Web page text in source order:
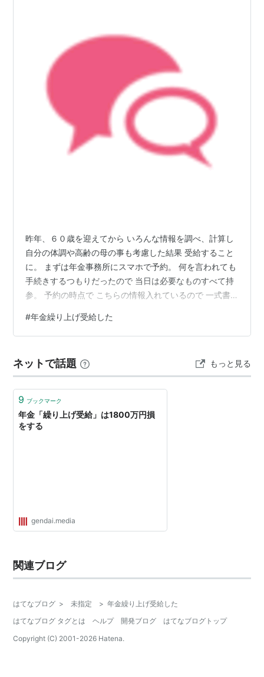
昨年、６０歳を迎えてから いろんな情報を調べ、計算し
自分の体調や高齢の母の事も考慮した結果 受給すること
に。 まずは年金事務所にスマホで予約。 何を言われても
手続きするつもりだったので 当日は必要なものすべて持
参。 予約の時点で こちらの情報入れているので 一式書
額率の表 実際の私の金額 損益分岐点の年齢 繰り上げす
ることによるデメリットの説明。 私の場合は 年金分割に
共済は自分で別に連絡するのかと ため息出そうになって
いたら 連絡はしてくれるとのこと。 繰り上げの意思の確
#年金繰り上げ受給した
ネットで話題 もっと見る
9 ブックマーク
年金「繰り上げ受給」は1800万円損
をする
gendai.media
関連ブログ
はてなブログ > 未指定 > 年金繰り上げ受給した
はてなブログ タグとは
ヘルプ 開発ブログ
はてなブログトップ
Copyright (C) 2001-2026 Hatena.